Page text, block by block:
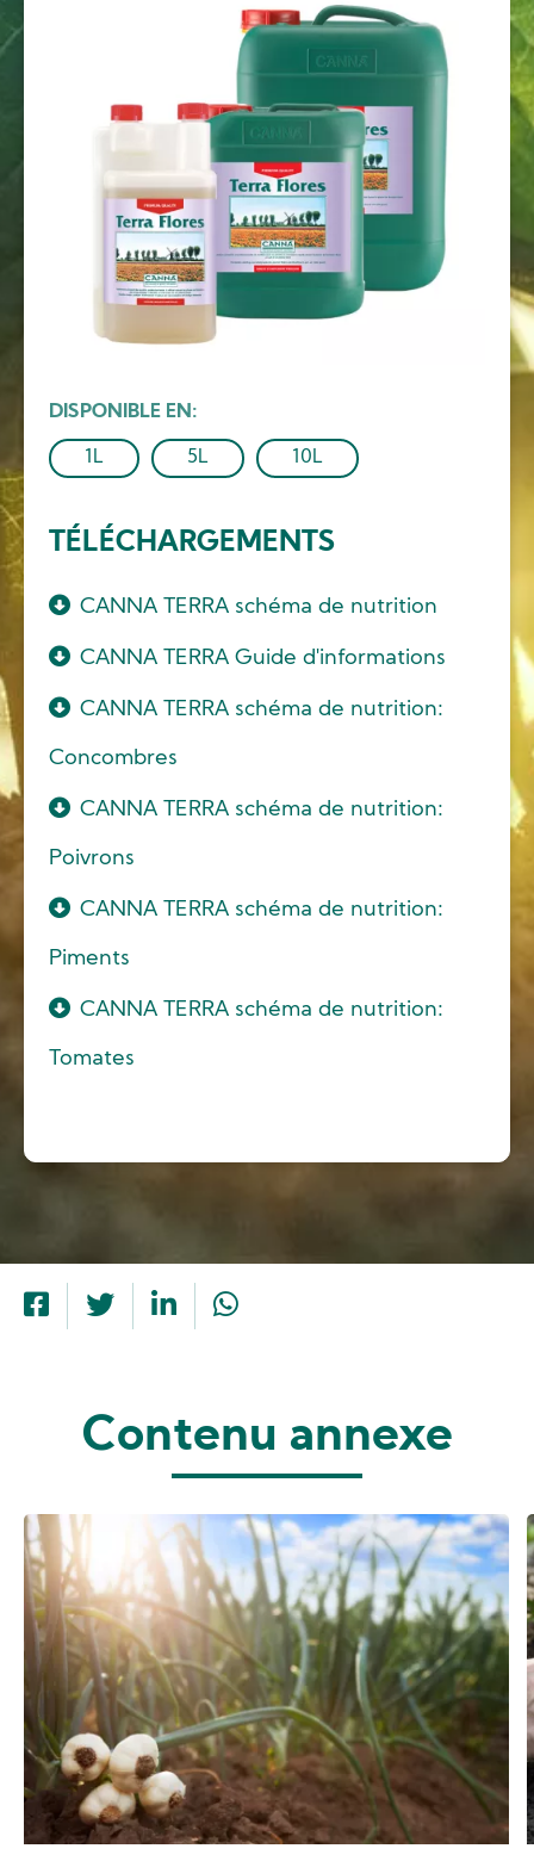
DISPONIBLE EN
1L 5L 10L
TÉLÉCHARGEMENTS
CANNA TERRA schéma de nutrition
CANNA TERRA Guide d'informations
CANNA TERRA schéma de nutrition:
Concombres
CANNA TERRA schéma de nutrition:
Poivrons
CANNA TERRA schéma de nutrition:
Piments
CANNA TERRA schéma de nutrition:
Tomates
Contenu annexe